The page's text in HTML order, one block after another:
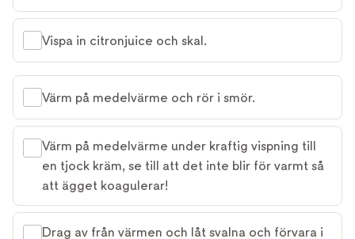
Vispa in citronjuice och skal.
Värm på medelvärme och rör i smör.
Värm på medelvärme under kraftig vispning till
en tjock kräm, se till att det inte blir för varmt så
att ägget koagulerar!
Drag av från värmen och låt svalna och förvara i